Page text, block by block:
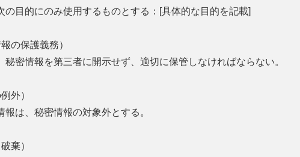
の目的にのみ使用するものとする：[具体的な目的を記載]
の保護義務）
秘密情報を第三者に開示せず、適切に保管しなければならない。
外）
報は、秘密情報の対象外とする。
棄）